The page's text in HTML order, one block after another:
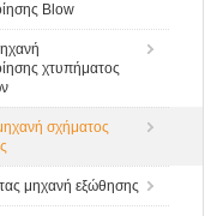
Blow
χτυπήματος
σχήματος
μηχανή εξώθησης